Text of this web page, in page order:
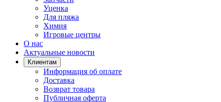
Уценка
Для пляжа
Химия
Игровые центры
О нас
Актуальные новости
Клиентам
Информация об оплате
Доставка
Возврат товара
Публичная оферта